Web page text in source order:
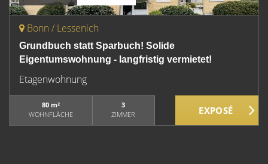
Bonn / Lessenich
Grundbuch statt Sparbuch! Solide
Eigentumswohnung - langfristig vermietet!
Etagenwohnung
80 m²
WOHNFLÄCHE
3
ZIMMER